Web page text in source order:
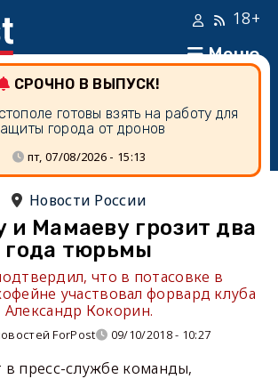
Меню
18+
СРОЧНО В ВЫПУСК!
готовы взять на работу для
города от дронов
пт, 07/08/2026 - 15:13
Новости России
и Мамаеву грозит два
года тюрьмы
что в потасовке в
участвовал форвард клуба
Александр Кокорин.
ForPost 09/10/2018 - 10:27
пресс-службе команды,